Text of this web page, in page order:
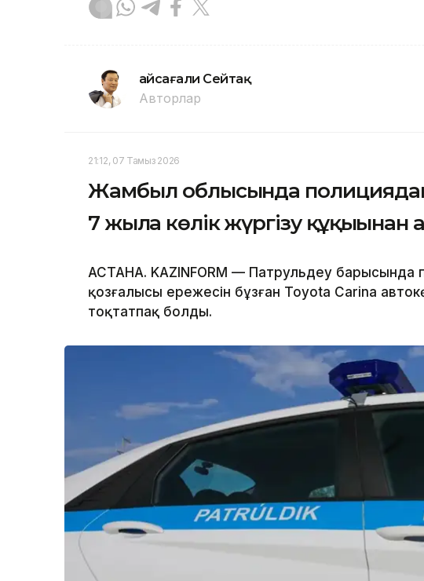
Ғайсағали Сейтақ
Авторлар
21:12, 07 Тамыз 2026
Жамбыл облысында
7 жылға көлік жүргізу
АСТАНА. KAZINFORM — Патрульдеу барысында
қозғалысы ережесін бұзған Toyota Carina
тоқтатпақ болды.